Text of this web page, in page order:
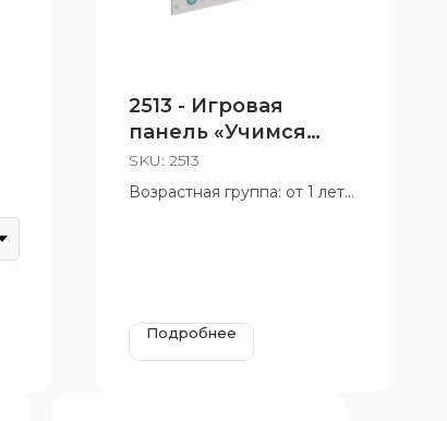
2513 - Игровая
панель «Учимся
считать с Буратино»
SKU: 2513
Возрастная группа: от 1 лет
Подробнее